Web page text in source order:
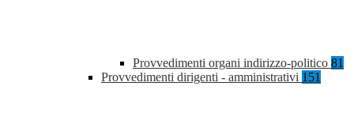
Provvedimenti organi indirizzo-politico 81
Provvedimenti dirigenti - amministrativi 151